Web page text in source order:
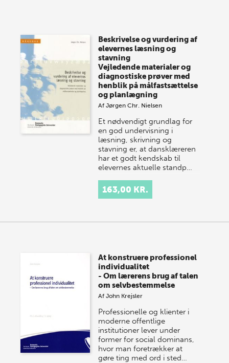
onsdag den 10. j…
Beskrivelse og vurdering af
elevernes læsning og
stavning
Vejledende materialer og
diagnostiske prøver med
henblik på målfastsættelse
og planlægning
AfJørgen Chr. Nielsen
Et nødvendigt grundlag for
en god undervisning i
læsning, skrivning og
stavning er, at dansklæreren
har et godt kendskab til
elevernes aktuelle standp…
163,00 KR.
At konstruere professionel
individualitet
- Om lærerens brug af talen
om selvbestemmelse
AfJohn Krejsler
Professionelle og klienter i
moderne offentlige
institutioner lever under
former for social dominans,
hvor man foretrækker at
gøre ting med ord i sted…